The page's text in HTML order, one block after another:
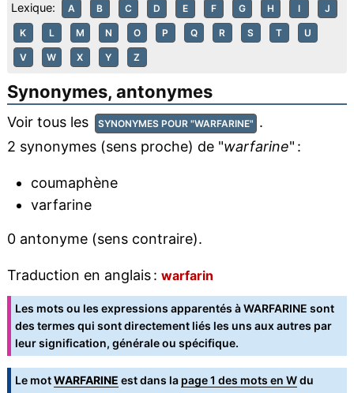
Lexique: A B C D E F G H I J
K L M N O P Q R S T U
V W X Y Z
Synonymes, antonymes
Voir tous les SYNONYMES POUR "WARFARINE" .
2 synonymes (sens proche) de "warfarine" :
coumaphène
varfarine
0 antonyme (sens contraire).
Traduction en anglais : warfarin
Les mots ou les expressions apparentés à WARFARINE sont
des termes qui sont directement liés les uns aux autres par
leur signification, générale ou spécifique.
Le motWARFARINE est dans la page 1 des mots en Wdu